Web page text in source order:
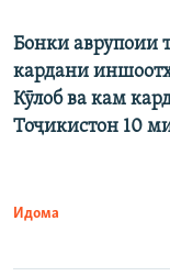
Бонки аврупоии
кардани
Кӯлоб ва кам
Тоҷикистон 10
Идома